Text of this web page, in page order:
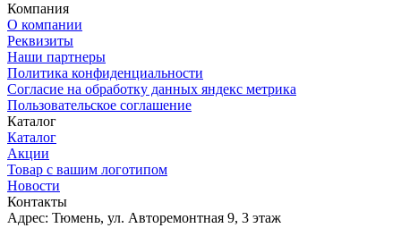
Компания
О компании
Реквизиты
Наши партнеры
Политика конфиденциальности
Согласие на обработку данных яндекс метрика
Пользовательское соглашение
Каталог
Каталог
Акции
Товар с вашим логотипом
Новости
Контакты
Адрес: Тюмень, ул. Авторемонтная 9, 3 этаж